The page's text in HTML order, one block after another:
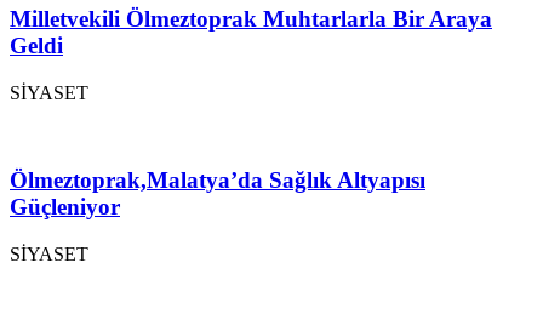
Milletvekili Ölmeztoprak Muhtarlarla Bir Araya
Geldi
SİYASET
Ölmeztoprak,Malatya’da Sağlık Altyapısı
Güçleniyor
SİYASET